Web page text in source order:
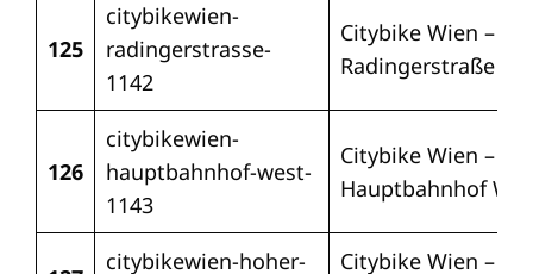
125
citybikewien-
radingerstrasse-
1142
Citybike Wien –
Radingerstraße
126
citybikewien-
hauptbahnhof-west-
1143
Citybike Wien –
Hauptbahnhof
citybikewien-hoher-
Citybike Wien –